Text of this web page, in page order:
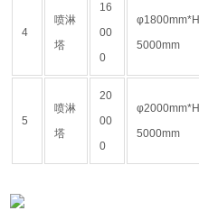
4
喷淋
塔
16
00
0
φ1800mm*H
5000mm
5
喷淋
塔
20
00
0
φ2000mm*H
5000mm